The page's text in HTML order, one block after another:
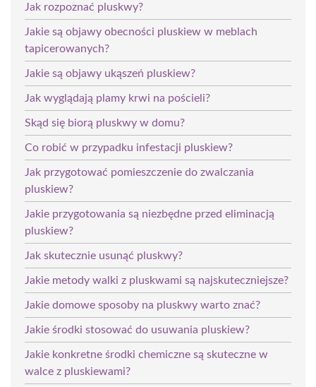
Jak rozpoznać pluskwy?
Jakie są objawy obecności pluskiew w meblach
tapicerowanych?
Jakie są objawy ukąszeń pluskiew?
Jak wyglądają plamy krwi na pościeli?
Skąd się biorą pluskwy w domu?
Co robić w przypadku infestacji pluskiew?
Jak przygotować pomieszczenie do zwalczania
pluskiew?
Jakie przygotowania są niezbędne przed eliminacją
pluskiew?
Jak skutecznie usunąć pluskwy?
Jakie metody walki z pluskwami są najskuteczniejsze?
Jakie domowe sposoby na pluskwy warto znać?
Jakie środki stosować do usuwania pluskiew?
Jakie konkretne środki chemiczne są skuteczne w
walce z pluskiewami?